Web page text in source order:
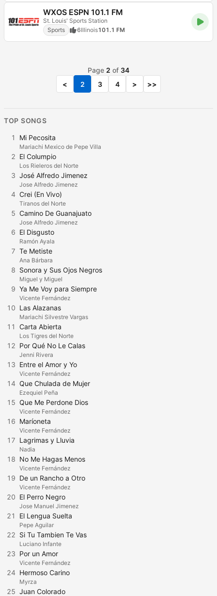
WXOS ESPN 101.1 FM
St. Louis' Sports Station
Sports
6Illinois101.1 FM
Page 2 of 34
<
2 3 4 > >>
TOP SONGS
1 Mi Pecosita
Mariachi Mexico de Pepe Villa
2 El Columpio
Los Rieleros del Norte
3 José Alfredo Jimenez
Jose Alfredo Jimenez
4 Crei (En Vivo)
Tiranos del Norte
5 Camino De Guanajuato
Jose Alfredo Jimenez
6 El Disgusto
Ramón Ayala
7 Te Metiste
Ana Bárbara
8 Sonora y Sus Ojos Negros
Miguel y Miguel
9 Ya Me Voy para Siempre
Vicente Fernández
10 Las Alazanas
Mariachi Silvestre Vargas
11 Carta Abierta
Los Tigres del Norte
12 Por Qué No Le Calas
Jenni Rivera
13 Entre el Amor y Yo
Vicente Fernández
14 Que Chulada de Mujer
Ezequiel Peña
15 Que Me Perdone Dios
Vicente Fernández
16 Maríoneta
Vicente Fernández
17 Lagrimas y Lluvia
Nadia
18 No Me Hagas Menos
Vicente Fernández
19 De un Rancho a Otro
Vicente Fernández
20 El Perro Negro
Jose Manuel Jimenez
21 El Lengua Suelta
Pepe Aguilar
22 Si Tu Tambien Te Vas
Luciano Infante
23 Por un Amor
Vicente Fernández
24 Hermoso Carino
Myrza
25 Juan Colorado